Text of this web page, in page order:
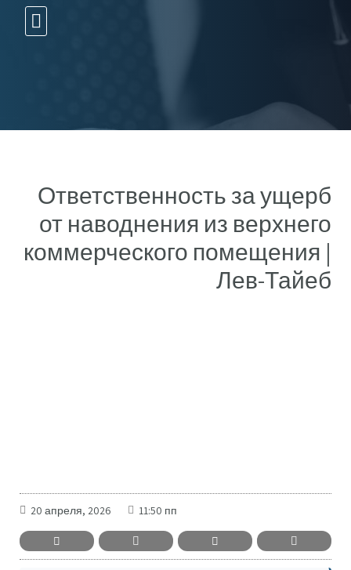
Ответственность за ущерб
от наводнения из верхнего
коммерческого помещения |
Лев-Тайеб
20 апреля, 2026 11:50 пп